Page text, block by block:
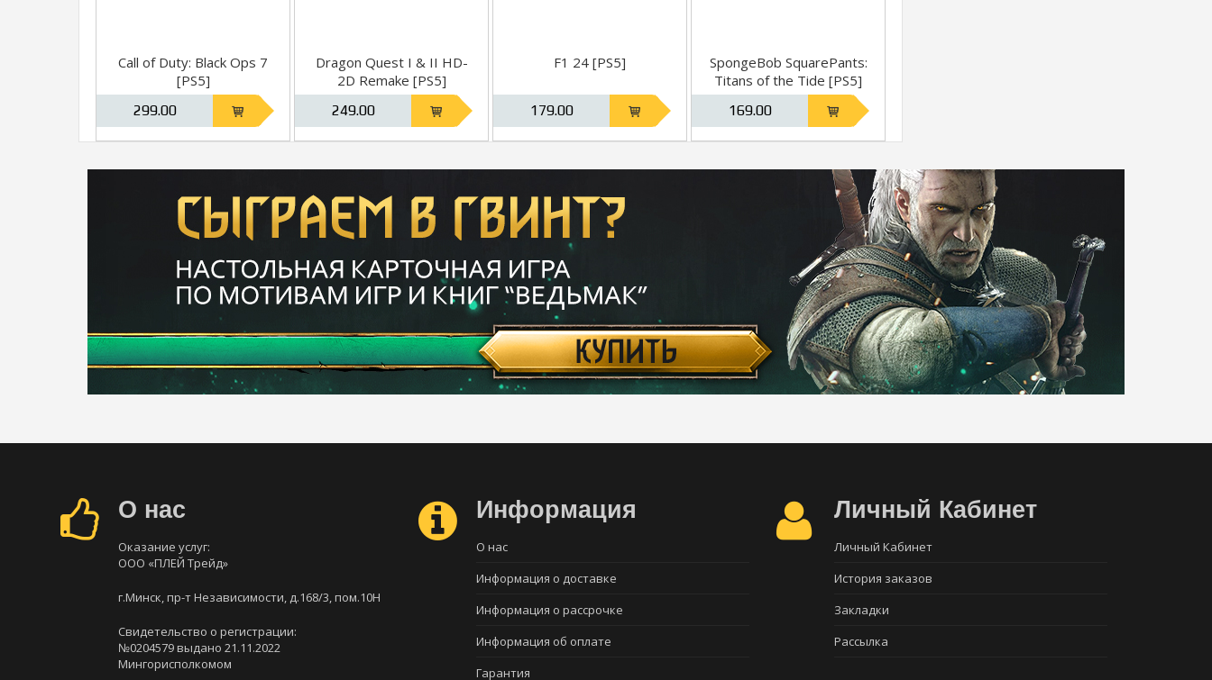
Call of Duty: Black Ops 7
[PS5]
299.00
Dragon Quest I & II HD-
2D Remake [PS5]
249.00
F1 24 [PS5]
179.00
SpongeBob SquarePants:
Titans of the Tide [PS5]
169.00
О нас
Оказание услуг:
ООО «ПЛЕЙ Трейд»
г.Минск, пр-т Независимости, д.168/3, пом.10Н
Свидетельство о регистрации:
№0204579 выдано 21.11.2022
Мингорисполкомом
Информация
О нас
Информация о доставке
Информация о рассрочке
Информация об оплате
Гарантия
Личный Кабинет
Личный Кабинет
История заказов
Закладки
Рассылка